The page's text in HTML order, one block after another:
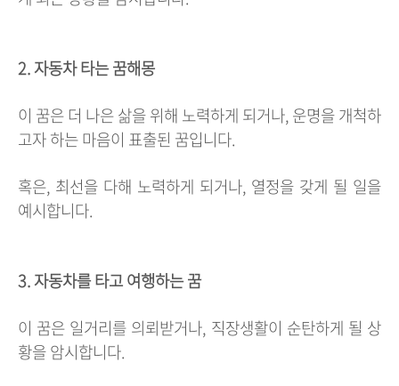
2. 자동차 타는 꿈해몽
이 꿈은 더 나은 삶을 위해 노력하게 되거나, 운명을 개척하
고자 하는 마음이 표출된 꿈입니다.
혹은, 최선을 다해 노력하게 되거나, 열정을 갖게 될 일을
예시합니다.
3. 자동차를 타고 여행하는 꿈
이 꿈은 일거리를 의뢰받거나, 직장생활이 순탄하게 될 상
황을 암시합니다.